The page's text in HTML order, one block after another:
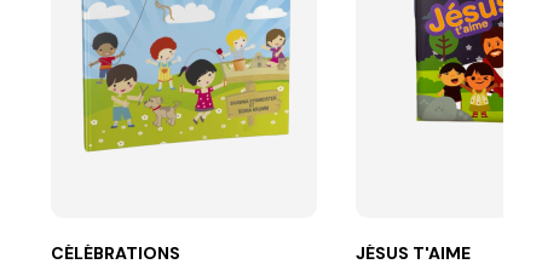
CÉLÉBRATIONS JÉSUS T'AIME